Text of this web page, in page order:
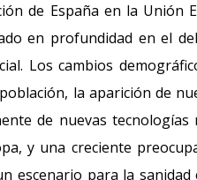
de España en la Unión
en profundidad en el
Los cambios
la aparición de
de nuevas tecnologías
y una creciente
escenario para la